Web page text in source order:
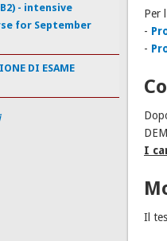
Per
-
-
I
Il
- intensive
for September
DI ESAME